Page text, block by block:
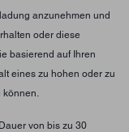
anzunehmen und
oder diese
basierend auf Ihren
eines zu hohen oder zu
können.
von bis zu 30